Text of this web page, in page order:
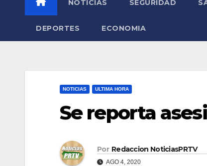
NOTICIAS SEGURIDAD
DEPORTES ECONOMIA
NOTICIAS ULTIMA HORA
Se reporta
Por Redaccion NoticiasPRTV
AGO 4, 2020